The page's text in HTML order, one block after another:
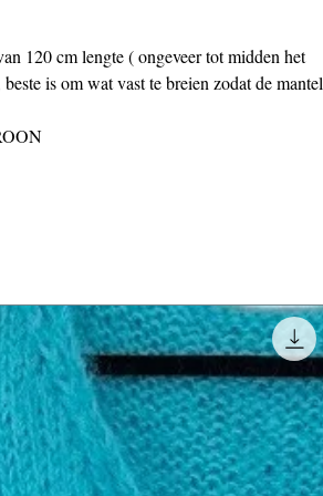
120 cm lengte ( ongeveer tot midden het
is om wat vast te breien zodat de mantel